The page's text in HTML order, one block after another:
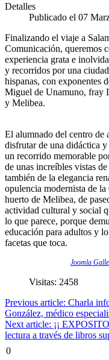
Detalles
Publicado el 07
Finalizando el viaje a
Comunicación, queremos
experiencia grata e
y recorridos por una
hispanas, con exponentes
Miguel de Unamuno, fray
y Melibea.
El alumnado del centro de
disfrutar de una didáctica
un recorrido memorable
de unas increíbles vistas
también de la elegancia
opulencia modernista de
huerto de Melibea, de
actividad cultural y social
lo que parece, porque
educación para adultos y
facetas que toca.
Joomla
0
Visitas: 2458
Previous article: Charla
González, médico
Next article: ¡¡
lectura a través de libros